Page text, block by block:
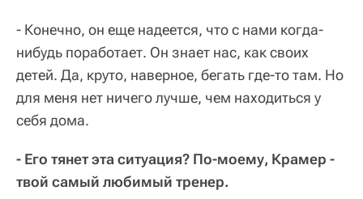
- Конечно, он еще надеется, что с нами когда-
нибудь поработает. Он знает нас, как своих
детей. Да, круто, наверное, бегать где-то там. Но
для меня нет ничего лучше, чем находиться у
себя дома.
- Его тянет эта ситуация? По-моему, Крамер -
твой самый любимый тренер.